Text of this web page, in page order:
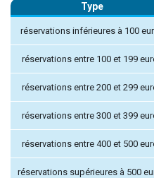
Type
réservations inférieures à 100
réservations entre 100 et 199
réservations entre 200 et 299
réservations entre 300 et 399
réservations entre 400 et 500
réservations supérieures à 500